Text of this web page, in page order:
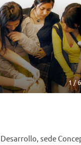
1/6
sede